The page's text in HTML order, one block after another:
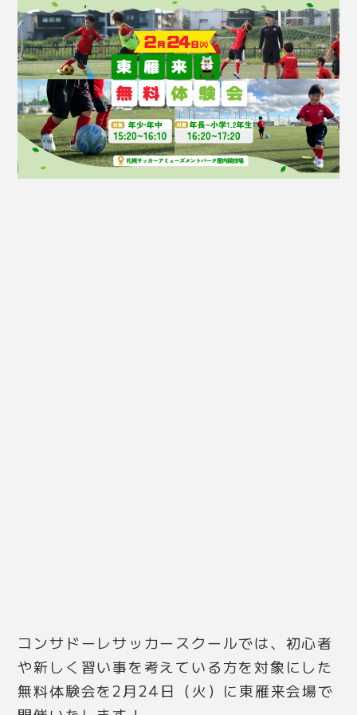
コンサドーレサッカースクールでは、初心者
や新しく習い事を考えている方を対象にした
無料体験会を2月24日（火）に東雁来会場で